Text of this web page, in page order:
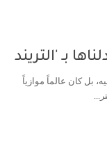
بـ 'التريند
بل كان عالماً موازياً